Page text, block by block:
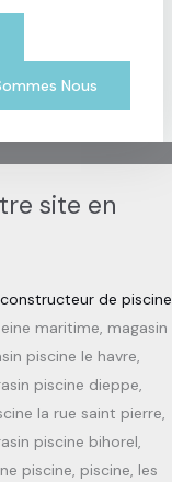
Nous
site en
constructeur de piscine
maritime, magasin
piscine le havre,
piscine dieppe,
la rue saint pierre,
piscine bihorel,
piscine, piscine, les